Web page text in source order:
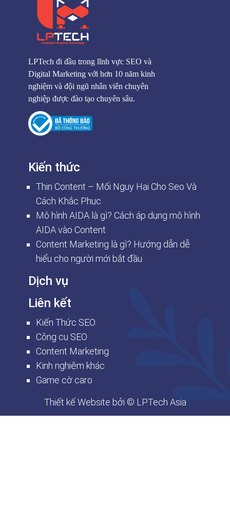
LPTech đi đầu trong lĩnh vực SEO và
Digital Marketing với hơn 10 năm kinh
nghiệm và đội ngũ nhân viên chuyên
nghiệp được đào tạo chuyên sâu.
Kiến thức
Thin Content – Mối Nguy Hại Cho Seo Và
Cách Khắc Phục
Mô hình AIDA là gì? Cách áp dụng mô hình
AIDA vào Content
Content Marketing là gì? Hướng dẫn dễ
hiểu cho người mới bắt đầu
Dịch vụ
Liên kết
Kiến Thức SEO
Công cụ SEO
Content Marketing
Kinh nghiệm khác
Game cờ caro
Thiết kế Website bởi © LPTech Asia